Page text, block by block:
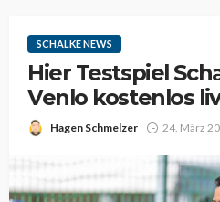
SCHALKE NEWS
Hier Testspiel
Venlo kostenlos
Hagen Schmelzer 24. März